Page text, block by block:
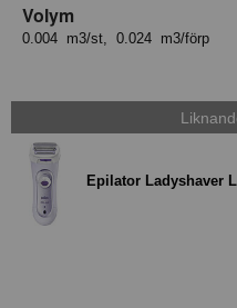
Volym
0.004 m3/st, 0.024 m3/förp
Epilator Ladyshaver